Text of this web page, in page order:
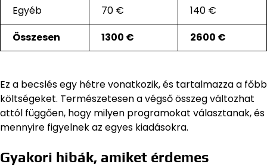
Egyéb
70 €
140 €
Összesen
1300 € 2600 €
Ez a becslés egy hétre vonatkozik, és tartalmazza a főbb
költségeket. Természetesen a végső összeg változhat
attól függően, hogy milyen programokat választanak, és
mennyire figyelnek az egyes kiadásokra.
Gyakori hibák, amiket érdemes